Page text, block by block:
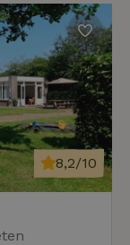
8,2/10